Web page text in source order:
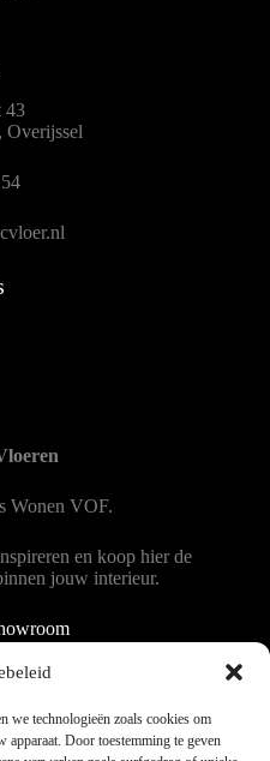
we technologieën zoals cookies om
apparaat. Door toestemming te geven
43
Overijssel
Wonen VOF.
en koop hier de
jouw interieur.
9:00 - 18:00
15:00